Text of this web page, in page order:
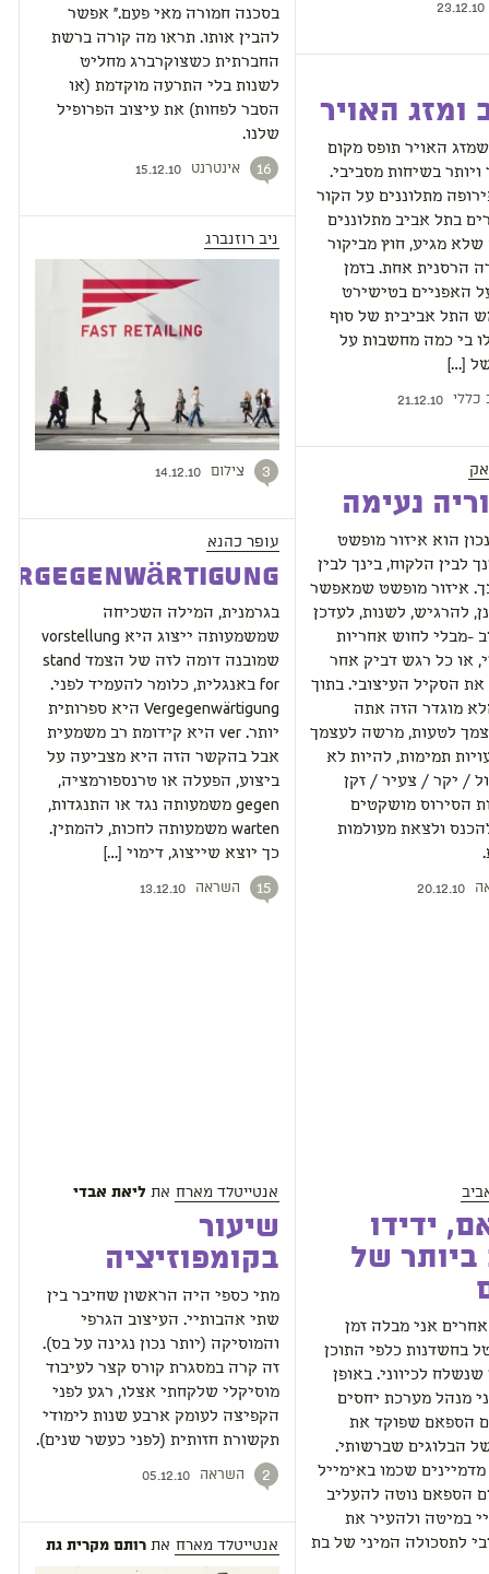
23.12.10
ומזג האויר
האויר תופס מקום
ויותר בשיחות מסביבי.
מתלוננים על הקור
בתל אביב מתלוננים
שלא מגיע, חוץ מביקור
הרסנית אחת. בזמן
האפניים בטישירט
התל אביבית של סוף
בי כמה מחשבות על
[…]
כללי 21.12.10
נעימה
הוא איזור מופשט
לבין הלקוח, בינך לבין
איזור מופשט שמאפשר
להרגיש, לשנות, לעדכן
-מבלי לחוש אחריות
או כל רגש דביק אחר
הסקיל העיצובי. בתוך
מוגדר הזה אתה
לטעות, מרשה לעצמך
תמימות, להיות לא
/ יקר / צעיר / זקן
הסירוס מושקטים
ולצאת מעולמות
20.12.10
בסכנה חמורה מאי פעם." אפשר
להבין אותו. תראו מה קורה ברשת
החברתית כשצוקרברג מחליט
לשנות בלי התרעה מוקדמת (או
הסבר לפחות) את עיצוב הפרופיל
שלנו.
16 אינטרנט 15.12.10
ניב רוזנברג
3 צילום 14.12.10
עופר כהנא
בגרמנית, המילה השכיחה
שמשמעותה ייצוג היא vorstellung
שמובנה דומה לזה של הצמד stand
for באנגלית, כלומר להעמיד לפני.
Vergegenwärtigung היא ספרותית
יותר. ver היא קידומת רב משמעית
אבל בהקשר הזה היא מצביעה על
ביצוע, הפעלה או טרנספורמציה,
gegen משמעותה נגד או התנגדות,
warten משמעותה לחכות, להמתין.
כך יוצא שייצוג, דימוי […]
15 השראה 13.12.10
ידידו
ביותר של
אני מבלה זמן
בחשדנות כלפי התוכן
שנשלח לכיווני. באופן
מנהל מערכת יחסים
הספאם שפוקד את
הבלוגים שברשותי.
שכמו באימייל
הספאם נוטה להעליב
במיטה ולהעיר את
לתסכולה המיני של בת
אנטייטלד מארח את ליאת אבדי
שיעור
בקומפוזיציה
מתי כספי היה הראשון שחיבר בין
שתי אהבותיי. העיצוב הגרפי
והמוסיקה (יותר נכון נגינה על בס).
זה קרה במסגרת קורס קצר לעיבוד
מוסיקלי שלקחתי אצלו, רגע לפני
הקפיצה לעומק ארבע שנות לימודי
תקשורת חזותית (לפני כעשר שנים).
2 השראה 05.12.10
אנטייטלד מארח את רותם מקרית גת